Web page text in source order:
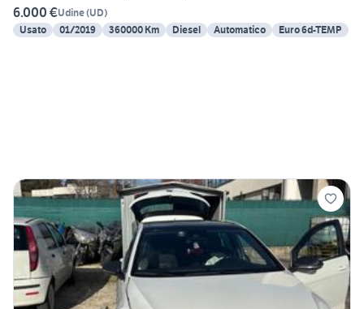
6.000 €Udine(UD)
Usato
01/2019 360000 Km Diesel Automatico Euro 6d-TEMP